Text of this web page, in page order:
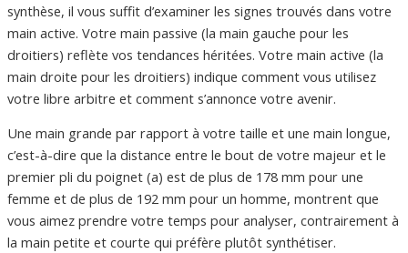
synthèse, il vous suffit d’examiner les signes trouvés dans votre
main active. Votre main passive (la main gauche pour les
droitiers) reflète vos tendances héritées. Votre main active (la
main droite pour les droitiers) indique comment vous utilisez
votre libre arbitre et comment s’annonce votre avenir.
Une main grande par rapport à votre taille et une main longue,
c’est-à-dire que la distance entre le bout de votre majeur et le
premier pli du poignet (a) est de plus de 178 mm pour une
femme et de plus de 192 mm pour un homme, montrent que
vous aimez prendre votre temps pour analyser, contrairement à
la main petite et courte qui préfère plutôt synthétiser.